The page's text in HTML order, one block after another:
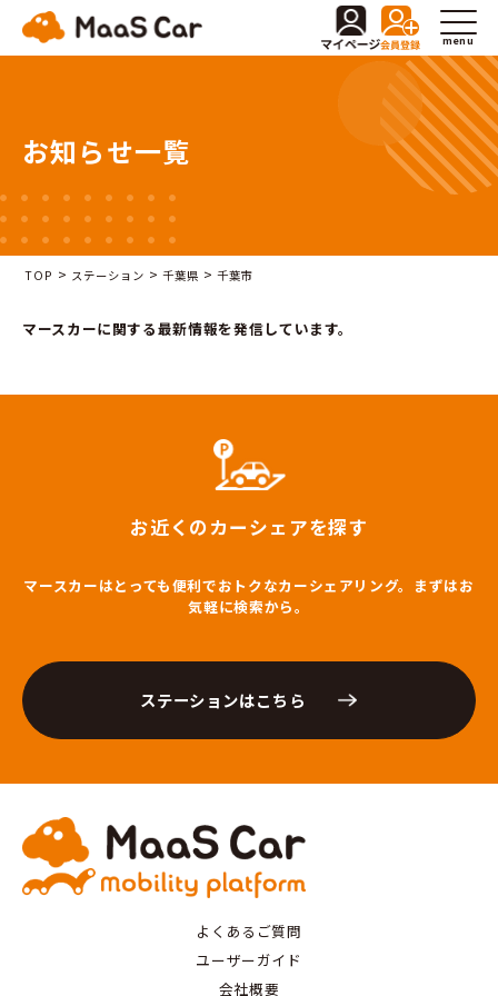
menu
お知らせ一覧
TOP > ステーション >千葉県 >千葉市
マースカーに関する最新情報を発信しています。
お近くのカーシェアを探す
マースカーはとっても便利でおトクなカーシェアリング。まずはお
気軽に検索から。
ステーションはこちら
よくあるご質問
ユーザーガイド
会社概要